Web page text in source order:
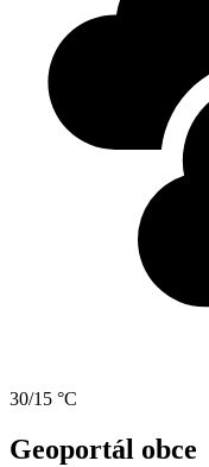
30/15 °C
Geoportál obce